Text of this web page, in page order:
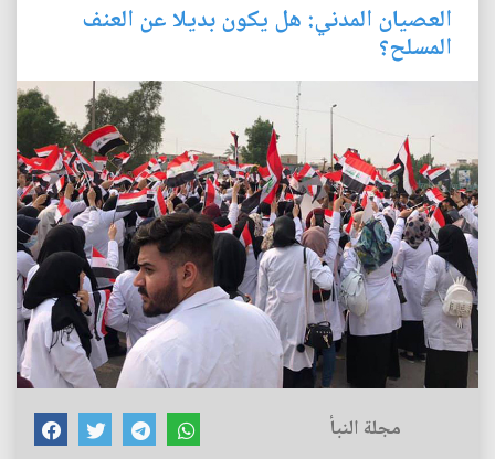
العصيان المدني: هل يكون بديلا عن العنف
المسلح؟
مجلة النبأ